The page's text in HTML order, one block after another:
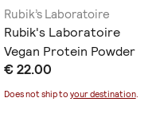
Rubik’s Laboratoire
Rubik's Laboratoire
Vegan Protein Powder
80% Organic Pea Powder
20% Organic Rice Powder
€ 22.00
Does not ship to your destination.